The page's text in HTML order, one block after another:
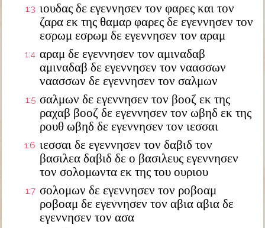
1:3 ιουδας δε εγεννησεν τον φαρες και τον
ζαρα εκ της θαμαρ φαρες δε εγεννησεν τον
εσρωμ εσρωμ δε εγεννησεν τον αραμ
1:4 αραμ δε εγεννησεν τον αμιναδαβ
αμιναδαβ δε εγεννησεν τον ναασσων
ναασσων δε εγεννησεν τον σαλμων
1:5 σαλμων δε εγεννησεν τον βοοζ εκ της
ραχαβ βοοζ δε εγεννησεν τον ωβηδ εκ της
ρουθ ωβηδ δε εγεννησεν τον ιεσσαι
1:6 ιεσσαι δε εγεννησεν τον δαβιδ τον
βασιλεα δαβιδ δε ο βασιλευς εγεννησεν
τον σολομωντα εκ της του ουριου
1:7 σολομων δε εγεννησεν τον ροβοαμ
ροβοαμ δε εγεννησεν τον αβια αβια δε
εγεννησεν τον ασα